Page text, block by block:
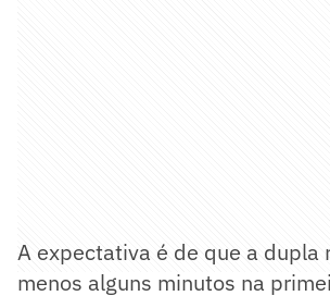
A expectativa é de que a dupla
menos alguns minutos na